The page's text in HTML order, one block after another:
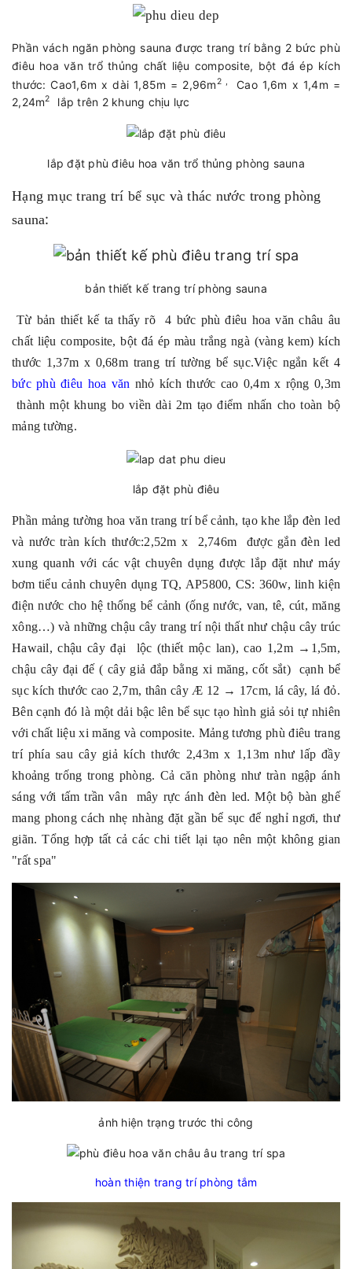
Phần vách ngăn phòng sauna được trang trí bằng 2 bức phù
điêu hoa văn trổ thủng chất liệu composite, bột đá ép kích
thước:Cao1,6m x dài 1,85m = 2,96m 2 ,
Cao 1,6m x 1,4m =
2,24m2 lắp trên 2 khung chịu lực
lắp đặt phù điêu hoa văn trổ thủng phòng sauna
Hạng mục trang trí bể sục và thác nước trong phòng
sauna:
bản thiết kế trang trí phòng sauna
Từ bản thiết kế ta thấy rõ 4 bức phù điêu hoa văn châu âu
chất liệu composite, bột đá ép màu trắng ngà (vàng kem) kích
thước 1,37m x 0,68m trang trí tường bể sục.Việc ngắn kết 4
bức phù điêu hoa văn nhỏ kích thước cao 0,4m x rộng 0,3m
thành một khung bo viền dài 2m tạo điểm nhấn cho toàn bộ
mảng tường.
lắp đặt phù điêu
Phần mảng tường hoa văn trang trí bể cảnh, tạo khe lắp đèn led
và nước tràn kích thước:2,52m x 2,746m được gắn đèn led
xung quanh với các vật chuyên dụng được lắp đặt như máy
bơm tiểu cảnh chuyên dụng TQ, AP5800, CS: 360w, linh kiện
điện nước cho hệ thống bể cảnh (ống nước, van, tê, cút, măng
xông…) và những chậu cây trang trí nội thất như chậu cây trúc
Hawail, chậu cây đại lộc (thiết mộc lan), cao 1,2m →1,5m,
chậu cây đại đế ( cây giả đắp bằng xi măng, cốt sắt) cạnh bể
sục kích thước cao 2,7m, thân cây Æ 12 → 17cm, lá cây, lá đỏ.
Bên cạnh đó là một dải bậc lên bể sục tạo hình giả sỏi tự nhiên
với chất liệu xi măng và composite. Mảng tương phù điêu trang
trí phía sau cây giả kích thước 2,43m x 1,13m như lấp đầy
khoảng trống trong phòng. Cả căn phòng như tràn ngập ánh
sáng với tấm trần vân mây rực ánh đèn led. Một bộ bàn ghế
mang phong cách nhẹ nhàng đặt gần bể sục để nghỉ ngơi, thư
giãn. Tổng hợp tất cả các chi tiết lại tạo nên một không gian
"rất spa"
ảnh hiện trạng trước thi công
hoàn thiện trang trí phòng tắm